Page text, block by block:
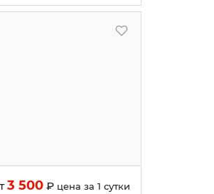
3 500₽ цена за 1 сутки